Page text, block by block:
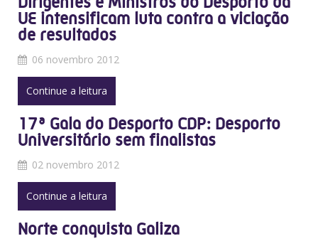
UE intensificam luta contra a viciação
de resultados
06 novembro 2012
Continue a leitura
17ª Gala do Desporto CDP: Desporto
Universitário sem finalistas
02 novembro 2012
Continue a leitura
Norte conquista Galiza